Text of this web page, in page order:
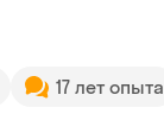
17 лет опыта